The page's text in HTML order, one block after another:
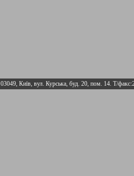
03049, Київ, вул. Курська, буд. 20, пом. 14. Т/